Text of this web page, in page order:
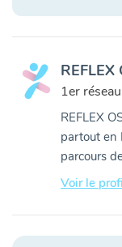
REFLEX
1er
REFLEX
partout en
parcours
Voir le